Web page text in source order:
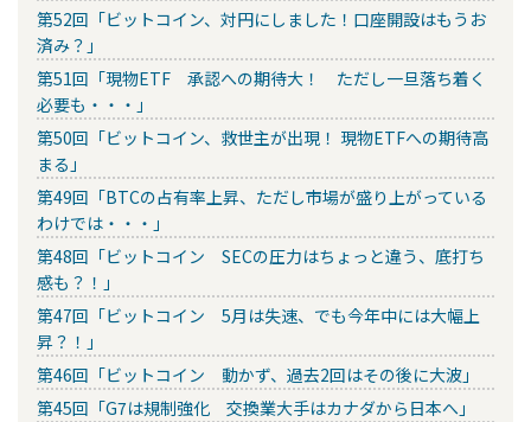
第52回「ビットコイン、対円にしました！口座開設はもうお
済み？」
第51回「現物ETF 承認への期待大！ ただし一旦落ち着く
必要も・・・」
第50回「ビットコイン、救世主が出現！ 現物ETFへの期待高
まる」
第49回「BTCの占有率上昇、ただし市場が盛り上がっている
わけでは・・・」
第48回「ビットコイン SECの圧力はちょっと違う、底打ち
感も？！」
第47回「ビットコイン 5月は失速、でも今年中には大幅上
昇？！」
第46回「ビットコイン 動かず、過去2回はその後に大波」
第45回「G7は規制強化 交換業大手はカナダから日本へ」